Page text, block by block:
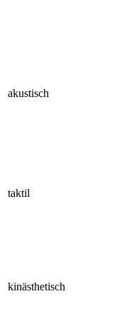
akustisch
taktil
kinästhetisch